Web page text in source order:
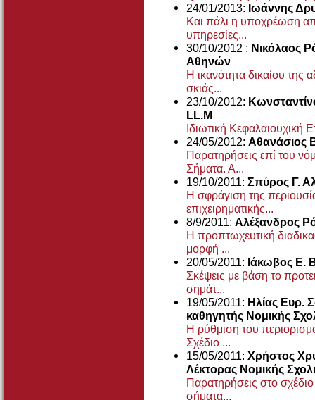
24/01/2013: Ιωάννης
Και πάλι η υποχρέωση
υπηρεσίες...
30/10/2012 : Νικόλαος
Αθηνών
Η ικανότητα δικαίου της
σκιάς...
23/10/2012:
LL.M
Ιδιωτική Κεφαλαιουχική
24/05/2012: Αθανάσιος
Παρατηρήσεις επί του
Σήματα. Α...
19/10/2011: Σπύρος Γ.
Η σφράγιση της
επιχειρηματικής...
8/9/2011: Αλέξανδρος
Η προπτωχευτική
μορφή ...
20/05/2011: Ιάκωβος Ε.
Σκέψεις με βάση το
σημάτ...
19/05/2011: Ηλίας Ευρ.
καθηγητής Νομικής
Η ρύθμιση του
Σχέδιο ...
15/05/2011: Χρήστος
Λέκτορας Νομικής
Παρατηρήσεις στο
σήματα...